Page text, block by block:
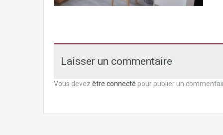
Laisser un commentaire
Vous devez être connecté pour publier un